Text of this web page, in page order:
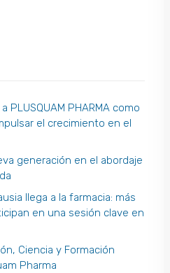
PLUSQUAM PHARMA como
el crecimiento en el
generación en el abordaje
llega a la farmacia: más
en una sesión clave en
Ciencia y Formación
Pharma